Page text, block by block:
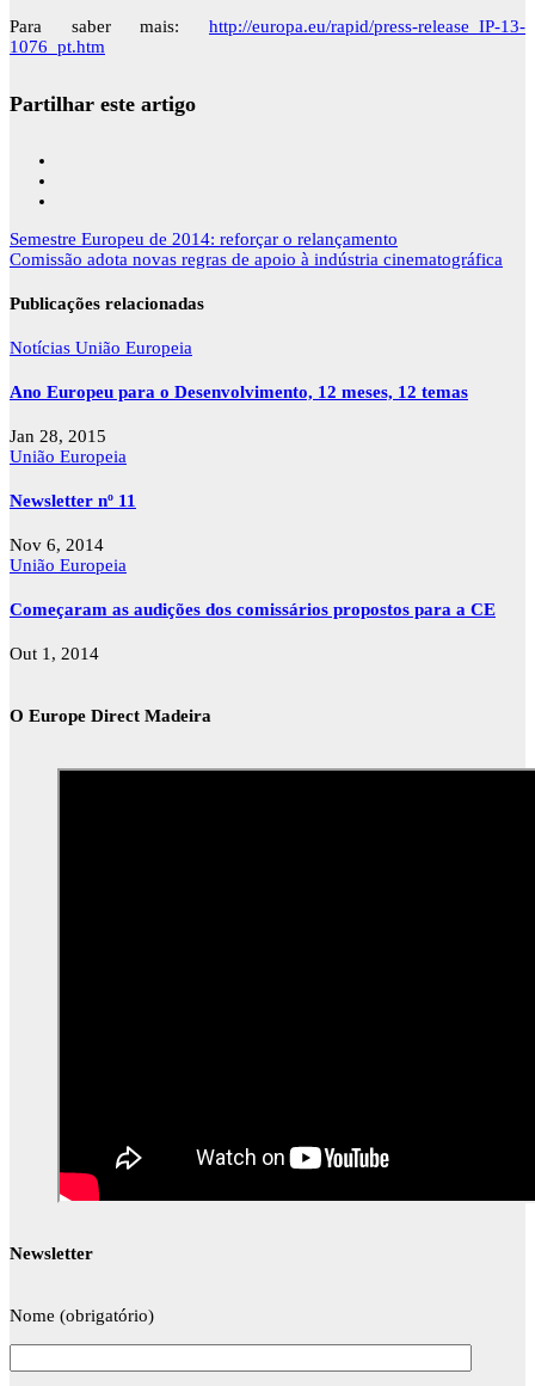
Para saber mais: http://europa.eu/rapid/press-release_IP-13-
1076_pt.htm
Partilhar este artigo
Navegação
de
Semestre Europeu de 2014: reforçar o relançamento
Comissão adota novas regras de apoio à indústria cinematográfica
Publicações relacionadas
Notícias União Europeia
Ano Europeu para o Desenvolvimento, 12 meses, 12 temas
Jan 28, 2015
União Europeia
Newsletter nº 11
Nov 6, 2014
União Europeia
Começaram as audições dos comissários propostos para a CE
Out 1, 2014
O Europe Direct Madeira
Newsletter
Nome (obrigatório)